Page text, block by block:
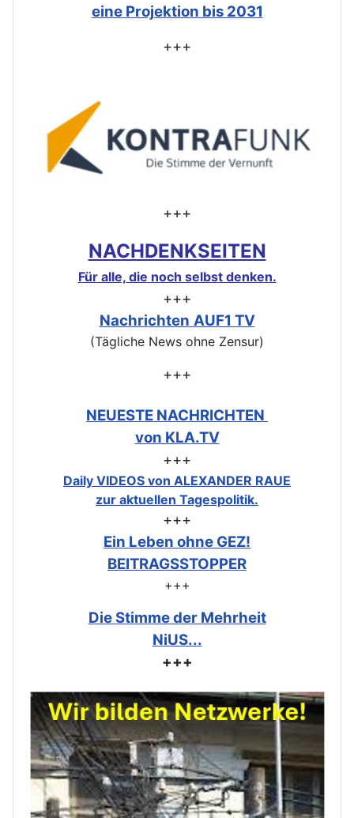
eine Projektion bis 2031
+++
+++
NACHDENKSEITEN
Für alle, die noch selbst denken.
+++
Nachrichten AUF1 TV
(Tägliche News ohne Zensur)
+++
NEUESTE NACHRICHTEN
von KLA.TV
+++
Daily VIDEOS von ALEXANDER RAUE
zur aktuellen Tagespolitik.
+++
Ein Leben ohne GEZ!
BEITRAGSSTOPPER
+++
Die Stimme der Mehrheit
NiUS...
+++